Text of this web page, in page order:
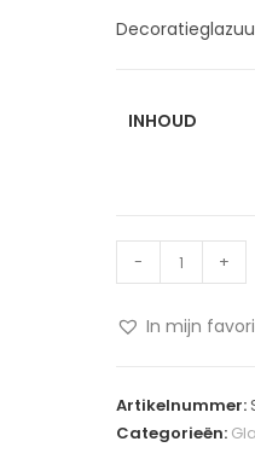
INHOUD
- +
In mijn
t
Artikelnummer:
Categorieën: